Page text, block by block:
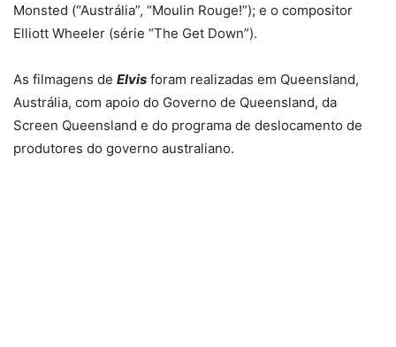
Monsted (“Austrália”, “Moulin Rouge!”); e o compositor
Elliott Wheeler (série “The Get Down”).
As filmagens de Elvis foram realizadas em Queensland,
Austrália, com apoio do Governo de Queensland, da
Screen Queensland e do programa de deslocamento de
produtores do governo australiano.